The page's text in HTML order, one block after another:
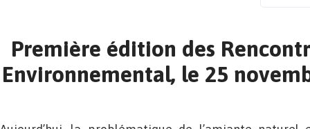
Première édition des
Environnemental, le 25